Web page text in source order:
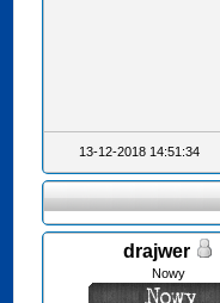
13-12-2018 14:51:34
drajwer
Nowy